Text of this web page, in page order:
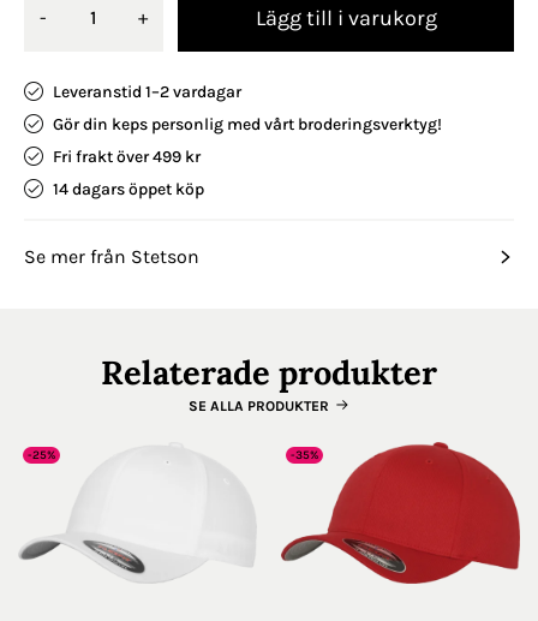
- + Lägg till i varukorg
Leveranstid 1–2 vardagar
Gör din keps personlig med vårt broderingsverktyg!
Fri frakt över 499 kr
14 dagars öppet köp
Se mer från Stetson
Relaterade produkter
SE ALLA PRODUKTER
-25% -35%